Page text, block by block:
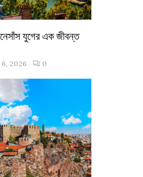
যুগের এক জীবন্ত
2026 0